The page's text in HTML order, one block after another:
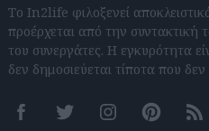
Το In2life φιλοξενεί
προέρχεται από την συντακτική
του συνεργάτες. Η εγκυρότητα
δεν δημοσιεύεται τίποτα που δεν
FacebookTwitter InstagramPinterest